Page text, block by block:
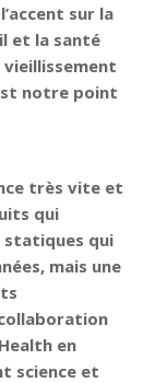
sur la
et la santé
vieillissement
notre point
très vite et
qui
statiques qui
mais une
en
science et